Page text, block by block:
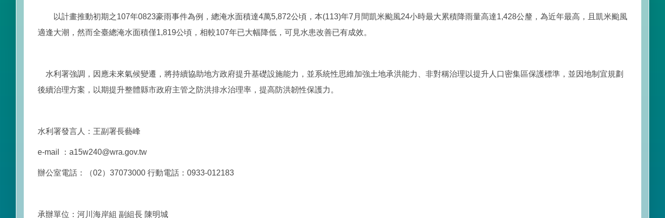
以計畫推動初期之107年0823豪雨事件為例，總淹水面積達4萬5,872公頃，本(113)年7月間凱米颱風24小時最大累積降雨量高達1,428公釐，為近年最高，且凱米颱風
適逢大潮，然而全臺總淹水面積僅1,819公頃，相較107年已大幅降低，可見水患改善已有成效。
水利署強調，因應未來氣候變遷，將持續協助地方政府提升基礎設施能力，並系統性思維加強土地承洪能力、非對稱治理以提升人口密集區保護標準，並因地制宜規劃
後續治理方案，以期提升整體縣市政府主管之防洪排水治理率，提高防洪韌性保護力。
水利署發言人：王副署長藝峰
e-mail ：a15w240@wra.gov.tw
辦公室電話：（02）37073000 行動電話：0933-012183
承辦單位：河川海岸組 副組長 陳明城